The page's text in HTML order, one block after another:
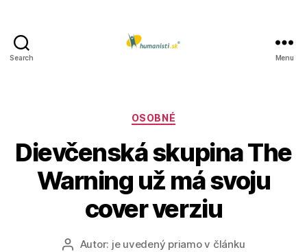
Search Menu
Kategórie
OSOBNÉ
Dievčenská skupina The
Warning už má svoju
cover verziu
AutorAutor: je uvedený priamo v článku